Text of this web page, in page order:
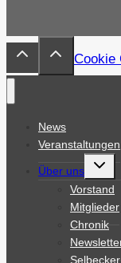
Cookie
News
Veranstaltungen
Über uns
Vorstand
Mitglieder
Chronik